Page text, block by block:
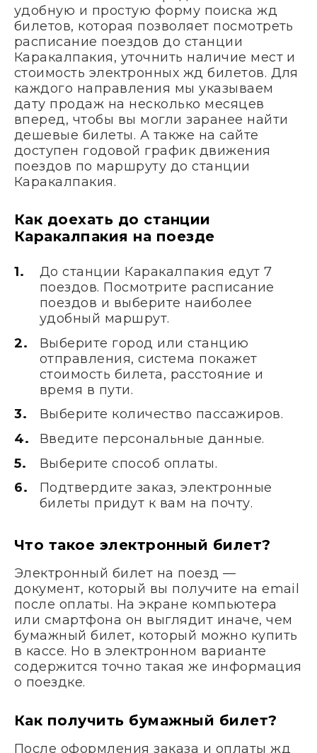
удобную и простую форму поиска жд
билетов, которая позволяет посмотреть
расписание поездов до станции
Каракалпакия, уточнить наличие мест и
стоимость электронных жд билетов. Для
каждого направления мы указываем
дату продаж на несколько месяцев
вперед, чтобы вы могли заранее найти
дешевые билеты. А также на сайте
доступен годовой график движения
поездов по маршруту до станции
Каракалпакия.
Как доехать до станции
Каракалпакия на поезде
До станции Каракалпакия едут 7
поездов. Посмотрите расписание
поездов и выберите наиболее
удобный маршрут.
Выберите город или станцию
отправления, система покажет
стоимость билета, расстояние и
время в пути.
Выберите количество пассажиров.
Введите персональные данные.
Выберите способ оплаты.
Подтвердите заказ, электронные
билеты придут к вам на почту.
Что такое электронный билет?
Электронный билет на поезд —
документ, который вы получите на email
после оплаты. На экране компьютера
или смартфона он выглядит иначе, чем
бумажный билет, который можно купить
в кассе. Но в электронном варианте
содержится точно такая же информация
о поездке.
Как получить бумажный билет?
После оформления заказа и оплаты жд